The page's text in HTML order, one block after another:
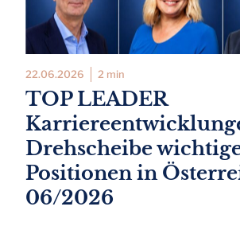
22.06.2026 2 min
TOP LEADER
Drehscheibe
Positionen in
06/2026